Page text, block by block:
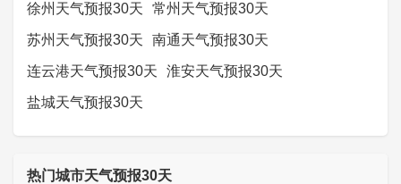
徐州天气预报30天 常州天气预报30天
苏州天气预报30天 南通天气预报30天
连云港天气预报30天 淮安天气预报30天
盐城天气预报30天
热门城市天气预报30天